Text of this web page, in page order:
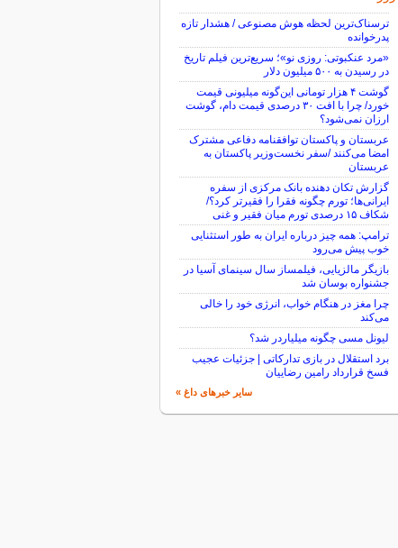
ترسناک‌ترین لحظه هوش مصنوعی / هشدار تازه
پدرخوانده
«مرد عنکبوتی: روزی نو»؛ سریع‌ترین فیلم تاریخ
در رسیدن به ۵۰۰ میلیون دلار
گوشت ۴ هزار تومانی این‌گونه میلیونی قیمت
خورد/ چرا با افت ۳۰ درصدی قیمت دام، گوشت
ارزان نمی‌شود؟
عربستان و پاکستان توافقنامه دفاعی مشترک
امضا می‌کنند /سفر نخست‌وزیر پاکستان به
عربستان
گزارش تکان‌ دهنده بانک مرکزی از سفره
ایرانی‌ها؛ تورم چگونه فقرا را فقیرتر کرد؟/
شکاف ۱۵ درصدی تورم میان فقیر و غنی
ترامپ: همه چیز درباره ایران به طور استثنایی
خوب پیش می‌رود
بازیگر مالزیایی، فیلمساز سال سینمای آسیا در
جشنواره بوسان شد
چرا مغز در هنگام خواب، انرژی خود را خالی
می‌کند
لیونل مسی چگونه میلیاردر شد؟
برد استقلال در بازی تدارکاتی | جزئیات عجیب
فسخ قرارداد رامین رضاییان
سایر خبرهای داغ »